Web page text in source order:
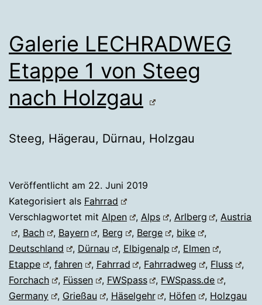
Galerie LECHRADWEG
Etappe 1 von Steeg
nach Holzgau
Steeg, Hägerau, Dürnau, Holzgau
Veröffentlicht am 22. Juni 2019
Kategorisiert als Fahrrad
Verschlagwortet mit Alpen , Alps , Arlberg ,Austria
, Bach , Bayern , Berg , Berge , bike
,
Deutschland
, Dürnau , Elbigenalp , Elmen
,
Etappe
, fahren , Fahrrad , Fahrradweg , Fluss
,
Forchach
, Füssen , FWSpass , FWSpass.de
,
Germany
, Grießau , Häselgehr , Höfen , Holzgau